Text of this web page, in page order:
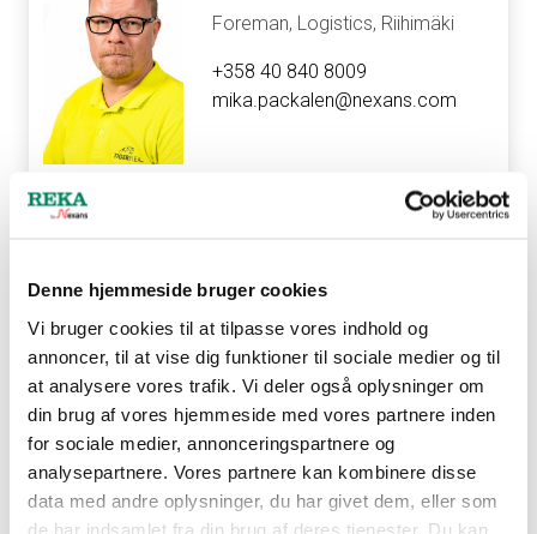
Denne hjemmeside bruger cookies
Vi bruger cookies til at tilpasse vores indhold og
annoncer, til at vise dig funktioner til sociale medier og til
at analysere vores trafik. Vi deler også oplysninger om
din brug af vores hjemmeside med vores partnere inden
for sociale medier, annonceringspartnere og
analysepartnere. Vores partnere kan kombinere disse
data med andre oplysninger, du har givet dem, eller som
de har indsamlet fra din brug af deres tjenester. Du kan
Foreman, Logistics, Riihimäki
+358 40 840 8009
mika.packalen@nexans.com
Foreman manufacturing, Keuruu
+358 407 504 182
firstname.lastname@nexans.co
m